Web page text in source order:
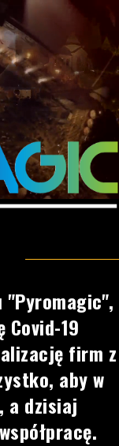
"Pyromagic",
19
firm z
aby w
a dzisiaj